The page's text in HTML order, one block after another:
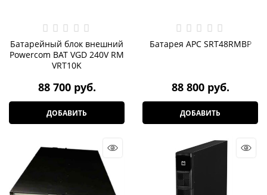
Батарейный блок внешний
Powercom BAT VGD 240V RM
VRT10K
88 700 руб.
ДОБАВИТЬ
Батарея APC SRT48RMBP
88 800 руб.
ДОБАВИТЬ